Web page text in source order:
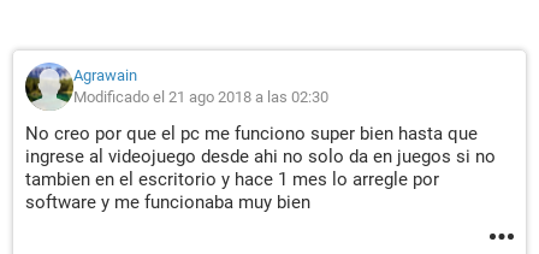
Agrawain
Modificado el 21 ago 2018 a las 02:30
No creo por que el pc me funciono super bien hasta que
ingrese al videojuego desde ahi no solo da en juegos si no
tambien en el escritorio y hace 1 mes lo arregle por
software y me funcionaba muy bien